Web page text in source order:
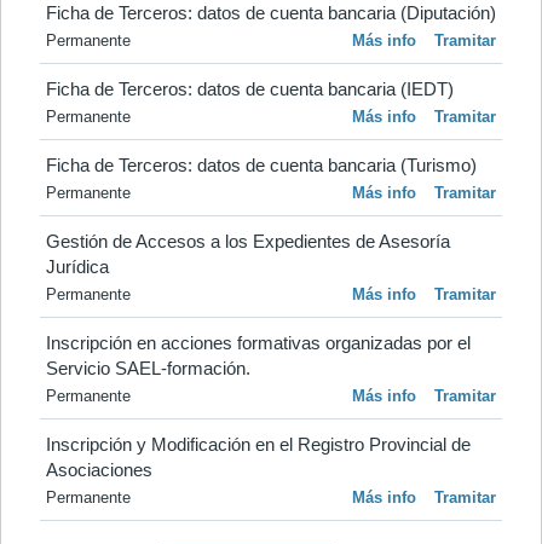
Ficha de Terceros: datos de cuenta bancaria (Diputación)
Permanente Más info Tramitar
Ficha de Terceros: datos de cuenta bancaria (IEDT)
Permanente Más info Tramitar
Ficha de Terceros: datos de cuenta bancaria (Turismo)
Permanente Más info Tramitar
Gestión de Accesos a los Expedientes de Asesoría
Jurídica
Permanente Más info Tramitar
Inscripción en acciones formativas organizadas por el
Servicio SAEL-formación.
Permanente Más info Tramitar
Inscripción y Modificación en el Registro Provincial de
Asociaciones
Permanente Más info Tramitar